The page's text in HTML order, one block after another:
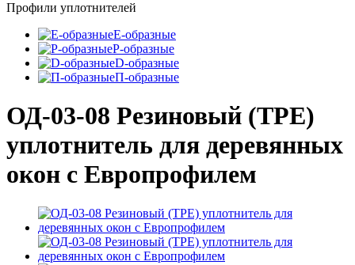
Профили уплотнителей
E-образные
P-образные
D-образные
П-образные
ОД-03-08 Резиновый (TPE)
уплотнитель для деревянных
окон с Европрофилем